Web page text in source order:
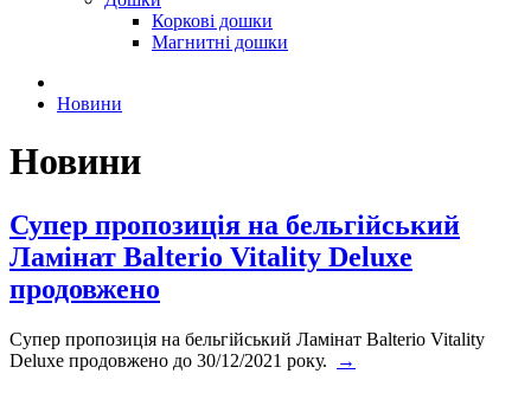
Коркові дошки
Магнитні дошки
Новини
Новини
Супер пропозиція на бельгійський
Ламінат Balterio Vitality Deluxe
продовжено
Супер пропозиція на бельгійський Ламінат Balterio Vitality
Deluxe продовжено до 30/12/2021 року.
→